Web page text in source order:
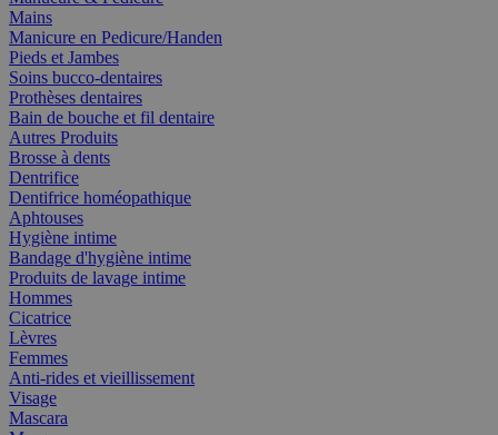
Mains
Manicure en Pedicure/Handen
Pieds et Jambes
Soins bucco-dentaires
Prothèses dentaires
Bain de bouche et fil dentaire
Autres Produits
Brosse à dents
Dentrifice
Dentifrice homéopathique
Aphtouses
Hygiène intime
Bandage d'hygiène intime
Produits de lavage intime
Hommes
Cicatrice
Lèvres
Femmes
Anti-rides et vieillissement
Visage
Mascara